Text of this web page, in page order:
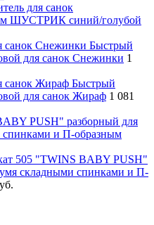
для санок
ШУСТРИК синий/голубой
Быстрый
для санок Снежинки 1
Быстрый
для санок Жираф 1 081
505 "TWINS BABY PUSH"
складными спинками и П-